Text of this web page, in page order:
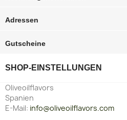
Adressen
Gutscheine
SHOP-EINSTELLUNGEN
Oliveoilflavors
Spanien
E-Mail: info@oliveoilflavors.com